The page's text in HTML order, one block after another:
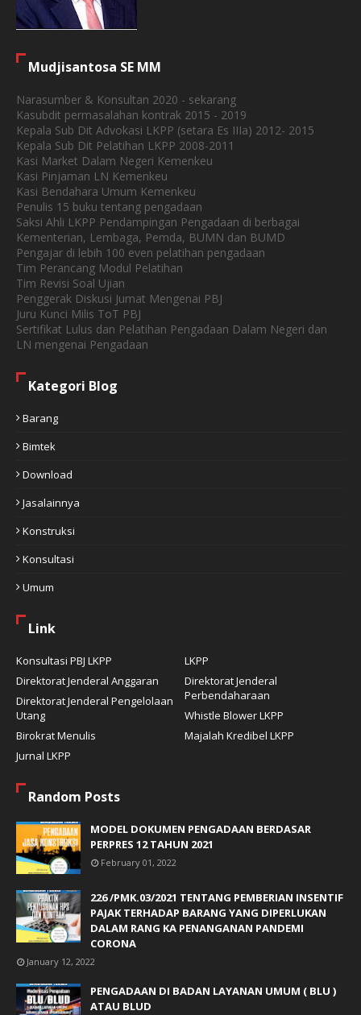
Mudjisantosa SE MM
Narasumber & Konsultan 2020 - sekarang
Kasubdit permasalahan kontrak 2015 - 2019
Kepala Sub Dit Advokasi LKPP (setara Es IIIa) 2012- 2015
Kepala Sub Dit Pelatihan LKPP 2008-2011
Kasi Market Dalam Negeri Kemenkeu
Kasi Pinjaman LN Kemenkeu
Kasi Bendahara Umum Kemenkeu
Penulis 15 buku tentang pengadaan
Saksi Ahli LKPP Pendampingan Pengadaan di berbagai
Kementerian, Lembaga, Pemda, BUMN dan BUMD
Pengajar di lebih 100 even pelatihan pengadaan
Tim Perancang Modul Pelatihan
Tim Revisi Soal Ujian
Penggerak Diskusi Jumat Mengenai PBJ
Juru Kunci Milis ToT PBJ
Sertifikat Lulus dan Pelatihan Pengadaan Dalam Negeri dan
LN mengenai Pengadaan
Kategori Blog
Barang
Bimtek
Download
Jasalainnya
Konstruksi
Konsultasi
Umum
Link
Konsultasi PBJ LKPP
LKPP
Direktorat Jenderal Anggaran
Direktorat Jenderal
Perbendaharaan
Direktorat Jenderal Pengelolaan
Utang
Whistle Blower LKPP
Birokrat Menulis
Majalah Kredibel LKPP
Jurnal LKPP
Random Posts
MODEL DOKUMEN PENGADAAN BERDASAR
PERPRES 12 TAHUN 2021
February 01, 2022
226 /PMK.03/2021 TENTANG PEMBERIAN INSENTIF
PAJAK TERHADAP BARANG YANG DIPERLUKAN
DALAM RANG KA PENANGANAN PANDEMI
CORONA
January 12, 2022
PENGADAAN DI BADAN LAYANAN UMUM ( BLU )
ATAU BLUD